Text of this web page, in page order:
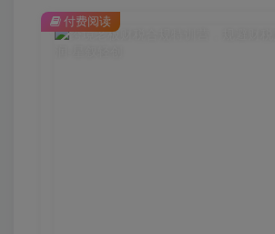
付费阅读